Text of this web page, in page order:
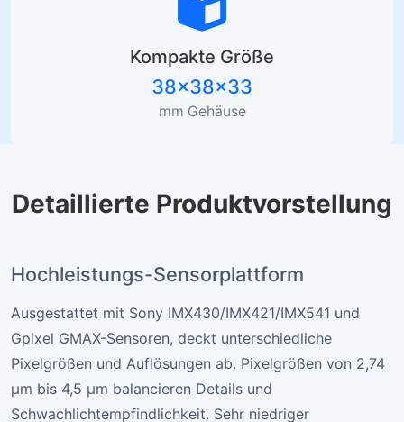
Kompakte Größe
38×38×33
mm Gehäuse
Detaillierte Produktvorstellung
Hochleistungs-Sensorplattform
Ausgestattet mit Sony IMX430/IMX421/IMX541 und
Gpixel GMAX-Sensoren, deckt unterschiedliche
Pixelgrößen und Auflösungen ab. Pixelgrößen von 2,74
µm bis 4,5 µm balancieren Details und
Schwachlichtempfindlichkeit. Sehr niedriger